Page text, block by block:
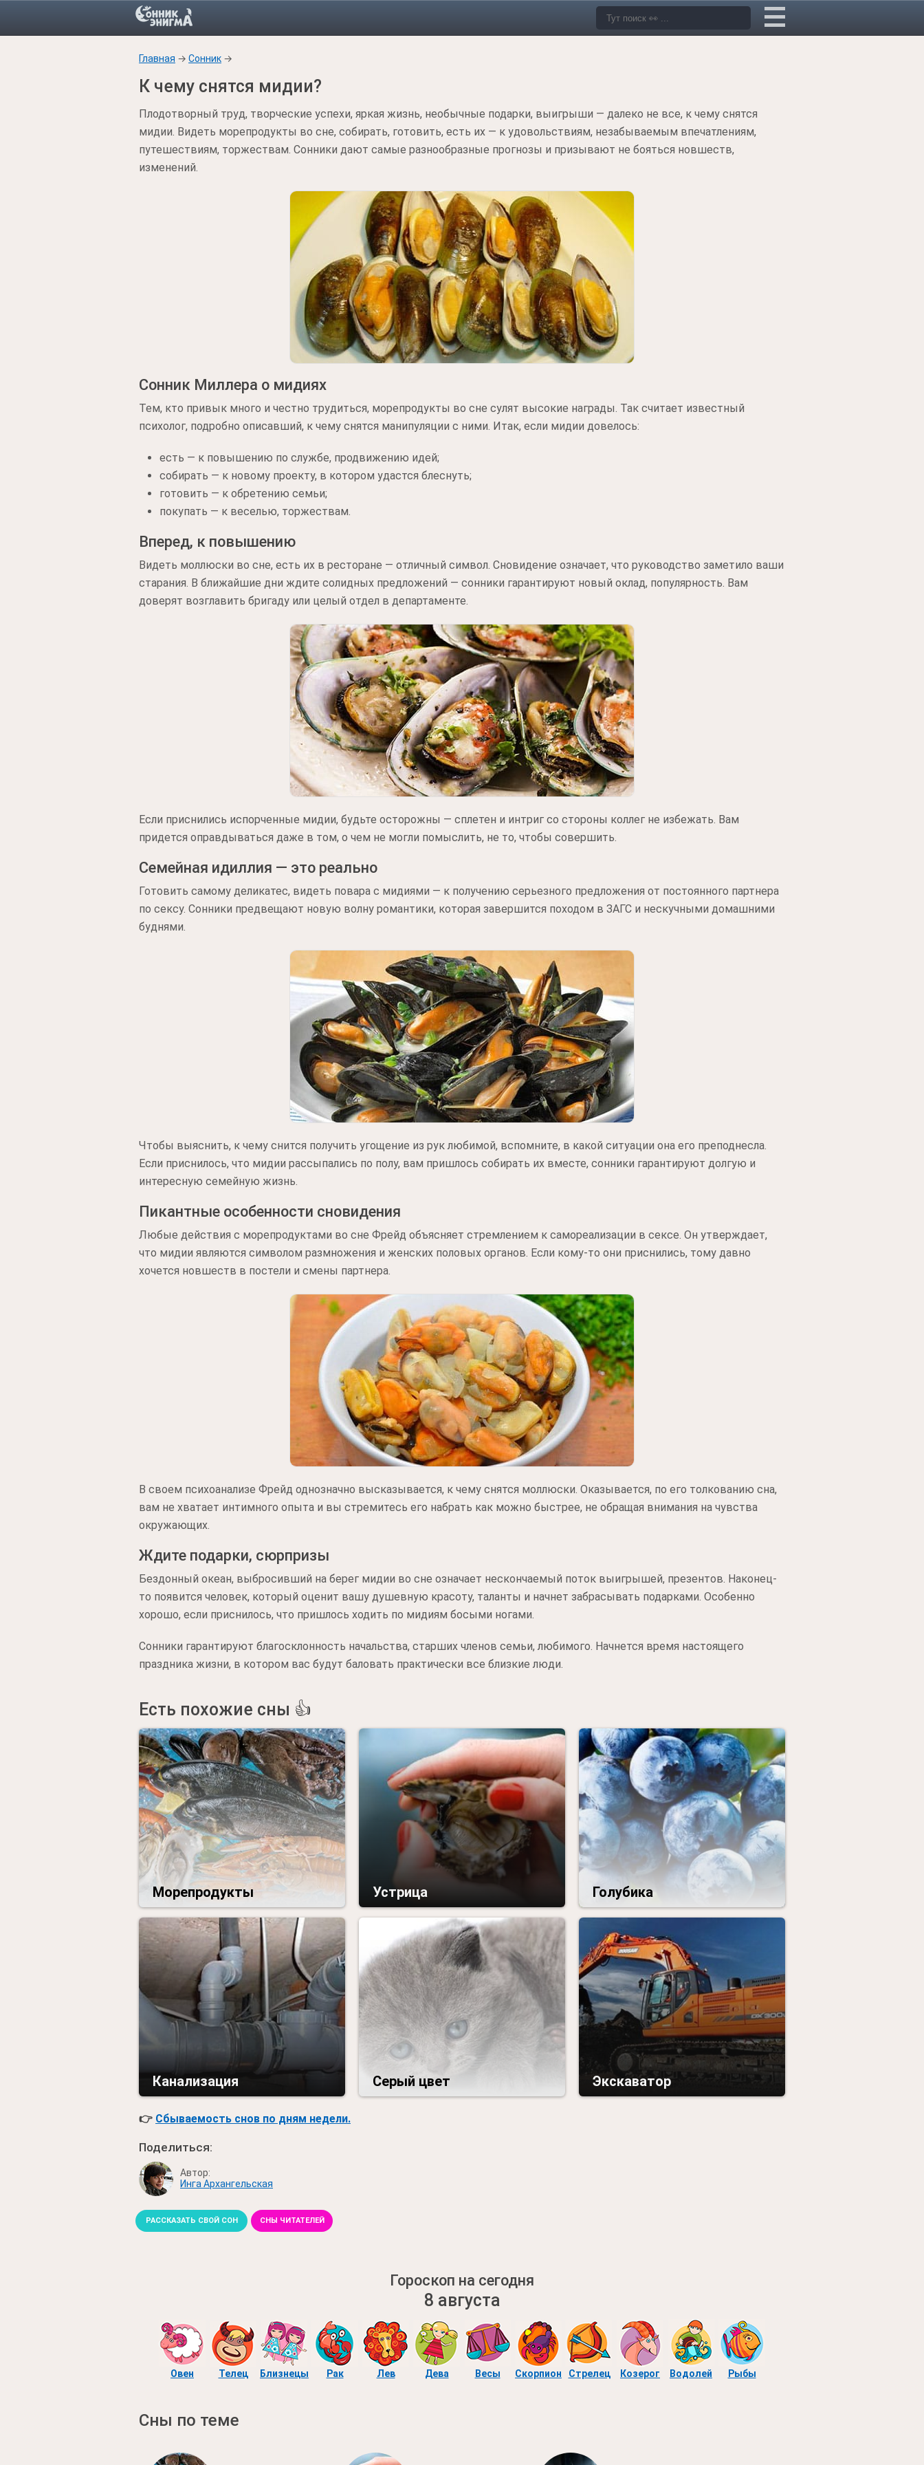
Главная → Сонник →
К чему снятся мидии?
Плодотворный труд, творческие успехи, яркая жизнь, необычные подарки, выигрыши — далеко не все, к чему снятся
мидии. Видеть морепродукты во сне, собирать, готовить, есть их — к удовольствиям, незабываемым впечатлениям,
путешествиям, торжествам. Сонники дают самые разнообразные прогнозы и призывают не бояться новшеств,
изменений.
Сонник Миллера о мидиях
Тем, кто привык много и честно трудиться, морепродукты во сне сулят высокие награды. Так считает известный
психолог, подробно описавший, к чему снятся манипуляции с ними. Итак, если мидии довелось:
есть — к повышению по службе, продвижению идей;
собирать — к новому проекту, в котором удастся блеснуть;
готовить — к обретению семьи;
покупать — к веселью, торжествам.
Вперед, к повышению
Видеть моллюски во сне, есть их в ресторане — отличный символ. Сновидение означает, что руководство заметило ваши
старания. В ближайшие дни ждите солидных предложений — сонники гарантируют новый оклад, популярность. Вам
доверят возглавить бригаду или целый отдел в департаменте.
Если приснились испорченные мидии, будьте осторожны — сплетен и интриг со стороны коллег не избежать. Вам
придется оправдываться даже в том, о чем не могли помыслить, не то, чтобы совершить.
Семейная идиллия — это реально
Готовить самому деликатес, видеть повара с мидиями — к получению серьезного предложения от постоянного партнера
по сексу. Сонники предвещают новую волну романтики, которая завершится походом в ЗАГС и нескучными домашними
буднями.
Чтобы выяснить, к чему снится получить угощение из рук любимой, вспомните, в какой ситуации она его преподнесла.
Если приснилось, что мидии рассыпались по полу, вам пришлось собирать их вместе, сонники гарантируют долгую и
интересную семейную жизнь.
Пикантные особенности сновидения
Любые действия с морепродуктами во сне Фрейд объясняет стремлением к самореализации в сексе. Он утверждает,
что мидии являются символом размножения и женских половых органов. Если кому-то они приснились, тому давно
хочется новшеств в постели и смены партнера.
В своем психоанализе Фрейд однозначно высказывается, к чему снятся моллюски. Оказывается, по его толкованию сна,
вам не хватает интимного опыта и вы стремитесь его набрать как можно быстрее, не обращая внимания на чувства
окружающих.
Ждите подарки, сюрпризы
Бездонный океан, выбросивший на берег мидии во сне означает нескончаемый поток выигрышей, презентов. Наконец-
то появится человек, который оценит вашу душевную красоту, таланты и начнет забрасывать подарками. Особенно
хорошо, если приснилось, что пришлось ходить по мидиям босыми ногами.
Сонники гарантируют благосклонность начальства, старших членов семьи, любимого. Начнется время настоящего
праздника жизни, в котором вас будут баловать практически все близкие люди.
Есть похожие сны 👍
Морепродукты Устрица Голубика
Канализация Серый цвет Экскаватор
👉 Сбываемость снов по дням недели.
Поделиться:
Автор:
Инга Архангельская
РАССКАЗАТЬ СВОЙ СОН СНЫ ЧИТАТЕЛЕЙ
Гороскоп на сегодня
8 августа
Овен Телец Близнецы Рак Лев Дева Весы Скорпион Стрелец Козерог Водолей Рыбы
Сны по теме